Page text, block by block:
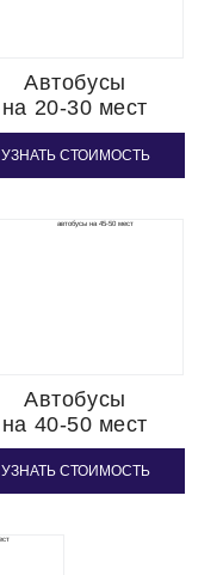
Автобусы
на 20-30 мест
УЗНАТЬ СТОИМОСТЬ
Автобусы
на 40-50 мест
УЗНАТЬ СТОИМОСТЬ